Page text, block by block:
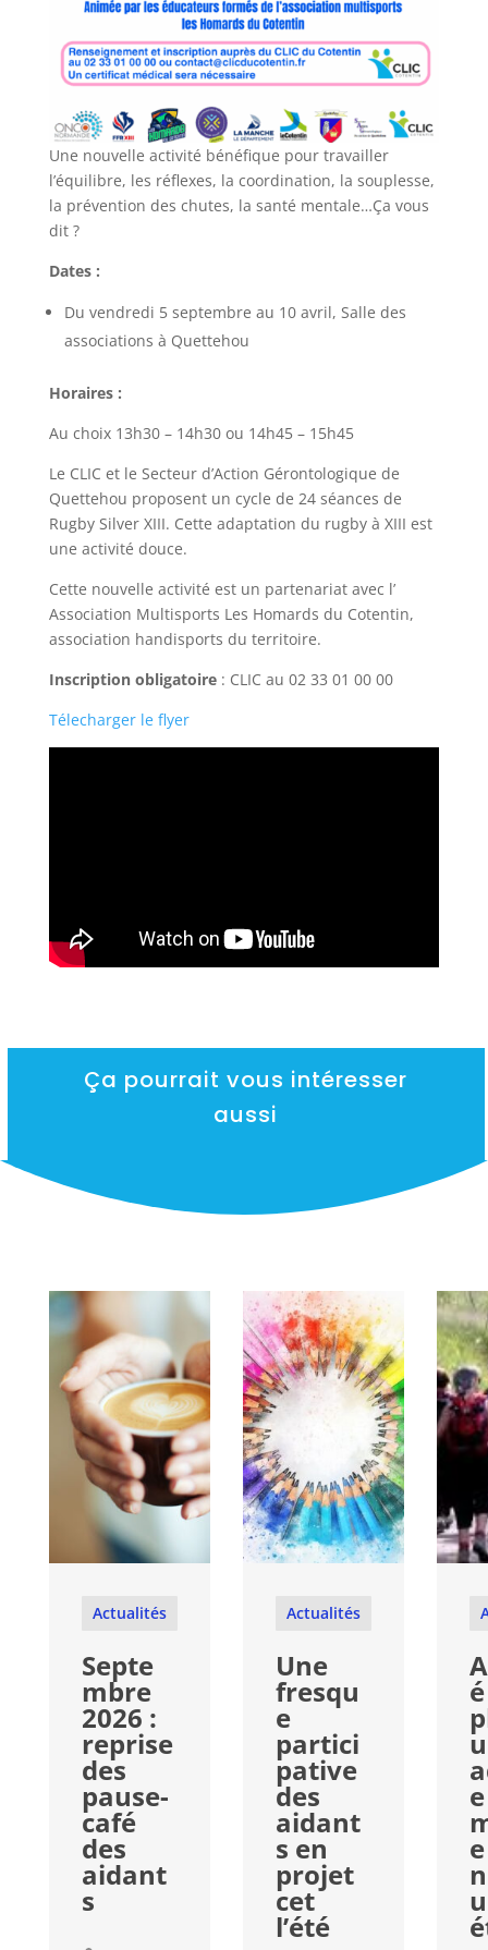
Une nouvelle activité bénéfique pour travailler
l’équilibre, les réflexes, la coordination, la souplesse,
la prévention des chutes, la santé mentale…Ça vous
dit ?
Dates :
Du vendredi 5 septembre au 10 avril, Salle des
associations à Quettehou
Horaires :
Au choix 13h30 – 14h30 ou 14h45 – 15h45
Le CLIC et le Secteur d’Action Gérontologique de
Quettehou proposent un cycle de 24 séances de
Rugby Silver XIII. Cette adaptation du rugby à XIII est
une activité douce.
Cette nouvelle activité est un partenariat avec l’
Association Multisports Les Homards du Cotentin,
association handisports du territoire.
Inscription obligatoire: CLIC au 02 33 01 00 00
Télecharger le flyer
Ça pourrait vous intéresser
aussi
Actualités
Septe
mbre
2026 :
reprise
des
pause-
café
des
aidant
s
Actualités
Une
fresqu
e
partici
pative
des
aidant
s en
projet
cet
l’été
é
e